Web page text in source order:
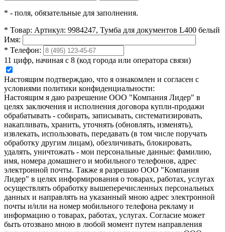
* - поля, обязательные для заполнения.
* Товар: Артикул: 9984247, Тумба для документов L400 белый
Имя:
* Телефон:
11 цифр, начиная с 8 (код города или оператора связи)
Настоящим подтверждаю, что я ознакомлен и согласен с
условиями политики конфиденциальности:
Настоящим я даю разрешение ООО "Компания Лидер" в
целях заключения и исполнения договора купли-продажи
обрабатывать - собирать, записывать, систематизировать,
накапливать, хранить, уточнять (обновлять, изменять),
извлекать, использовать, передавать (в том числе поручать
обработку другим лицам), обезличивать, блокировать,
удалять, уничтожать - мои персональные данные: фамилию,
имя, номера домашнего и мобильного телефонов, адрес
электронной почты. Также я разрешаю ООО "Компания
Лидер" в целях информирования о товарах, работах, услугах
осуществлять обработку вышеперечисленных персональных
данных и направлять на указанный мною адрес электронной
почты и/или на номер мобильного телефона рекламу и
информацию о товарах, работах, услугах. Согласие может
быть отозвано мною в любой момент путем направления